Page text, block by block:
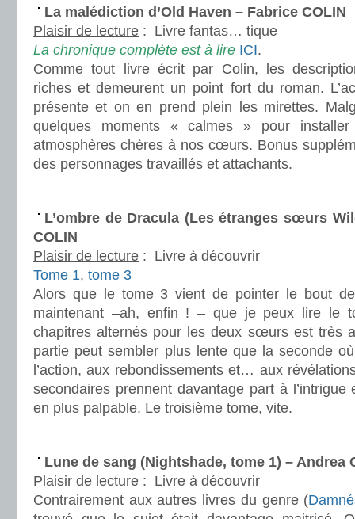
La malédiction d’Old Haven – Fabrice COLIN
Plaisir de lecture : Livre fantas… tique
La chronique complète est à lire ICI.
Comme tout livre écrit par Colin, les
riches et demeurent un point fort du roman.
présente et on en prend plein les mirettes.
quelques moments « calmes » pour
atmosphères chères à nos cœurs. Bonus
des personnages travaillés et attachants.
L’ombre de Dracula (Les étranges sœurs
COLIN
Plaisir de lecture : Livre à découvrir
Tome 1, tome 3
Alors que le tome 3 vient de pointer le bout
maintenant –ah, enfin ! – que je peux lire le
chapitres alternés pour les deux sœurs est très
partie peut sembler plus lente que la seconde
l’action, aux rebondissements et… aux
secondaires prennent davantage part à
en plus palpable. Le troisième tome, vite.
Lune de sang (Nightshade, tome 1) – Andrea
Plaisir de lecture : Livre à découvrir
Contrairement aux autres livres du genre (